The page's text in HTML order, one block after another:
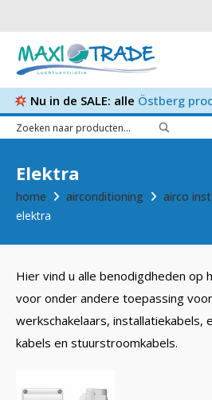
Nu in de SALE: alle Östberg
Elektra
home airconditioning
airco
elektra
Hier vind u alle benodigdheden op
voor onder andere toepassing
werkschakelaars, installatiekabels,
kabels en stuurstroomkabels.